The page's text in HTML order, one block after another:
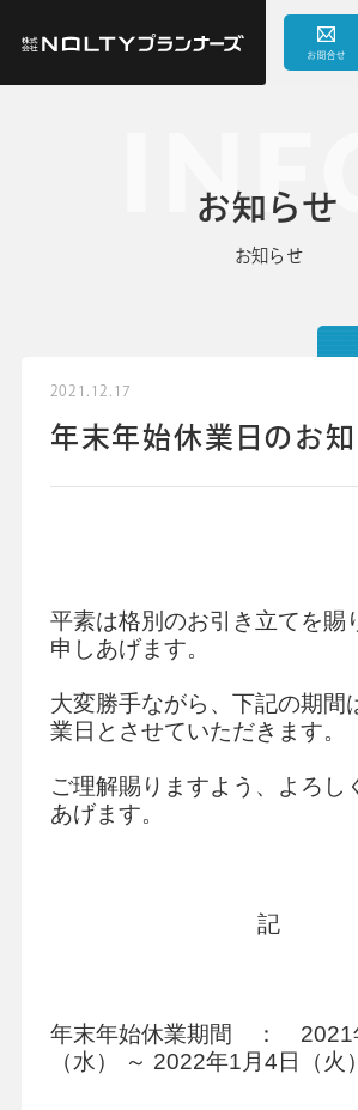
会社情報
グループ会社 プライバシーポリシー
ビジネスツール事業 学校向け人材育成事業
INFO
お知らせ
お知らせ
2021.12.17
年末年始休業日のお知
平素は格別のお引き立てを賜
申しあげます。
大変勝手ながら、下記の期間
業日とさせていただきます。
ご理解賜りますよう、よろし
あげます。
記
年末年始休業期間 ： 2021
（水） ～ 2022年1月4日（火）